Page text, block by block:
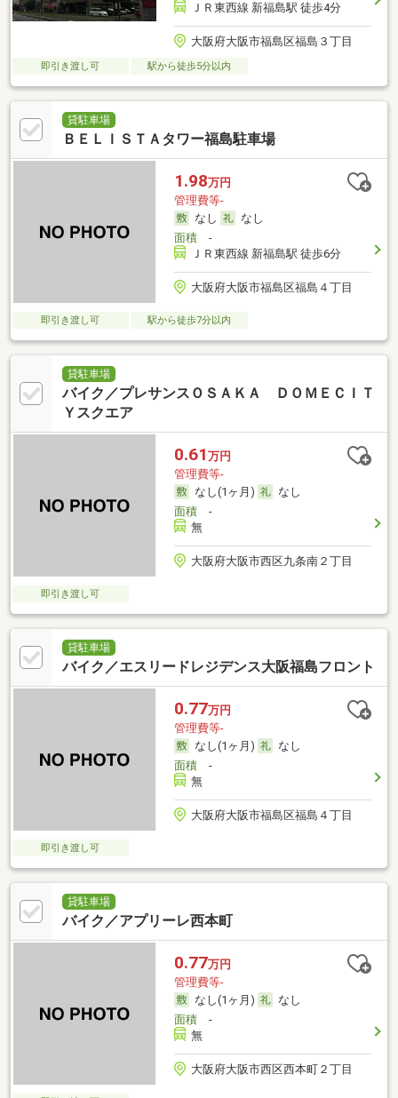
ＪＲ東西線 新福島駅 徒歩4分
大阪府大阪市福島区福島３丁目
即引き渡し可 駅から徒歩5分以内
貸駐車場
ＢＥＬＩＳＴＡタワー福島駐車場
1.98万円
管理費等-
なし
なし
面積-
ＪＲ東西線 新福島駅 徒歩6分
大阪府大阪市福島区福島４丁目
即引き渡し可 駅から徒歩7分以内
貸駐車場
バイク／プレサンスＯＳＡＫＡ ＤＯＭＥＣＩＴ
Ｙスクエア
0.61 万円
管理費等-
なし(1ヶ月)
なし
面積-
無
大阪府大阪市西区九条南２丁目
即引き渡し可
貸駐車場
バイク／エスリードレジデンス大阪福島フロント
0.77万円
管理費等-
なし(1ヶ月)
なし
面積-
無
大阪府大阪市福島区福島４丁目
即引き渡し可
貸駐車場
バイク／アプリーレ西本町
0.77万円
管理費等-
なし(1ヶ月)
なし
面積-
無
大阪府大阪市西区西本町２丁目